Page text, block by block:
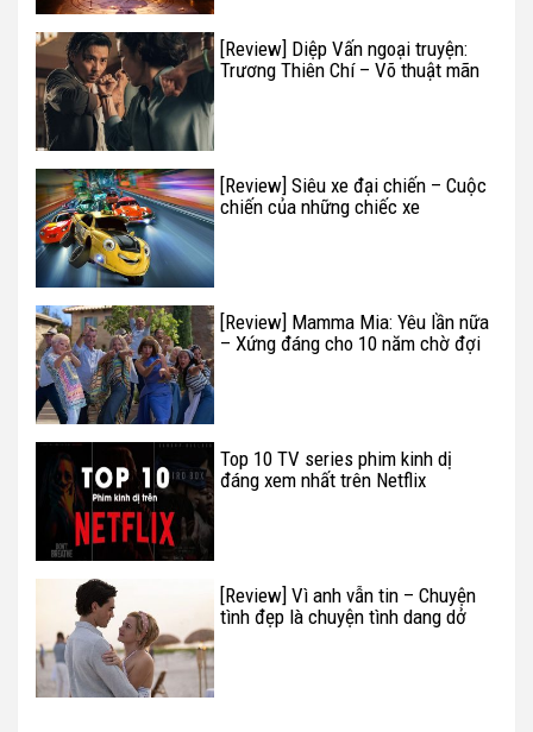
[Review] Diệp Vấn ngoại truyện:
Trương Thiên Chí – Võ thuật mãn
[Review] Siêu xe đại chiến – Cuộc
chiến của những chiếc xe
[Review] Mamma Mia: Yêu lần nữa
– Xứng đáng cho 10 năm chờ đợi
Top 10 TV series phim kinh dị
đáng xem nhất trên Netflix
[Review] Vì anh vẫn tin – Chuyện
tình đẹp là chuyện tình dang dở